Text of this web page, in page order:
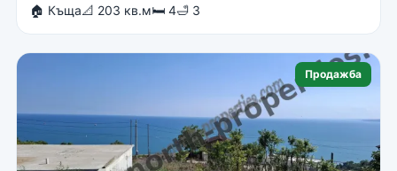
🏠 Къща📐 203 кв.м🛏 4🛁 3
Продажба